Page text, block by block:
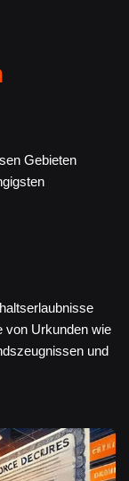
Gebieten
von Urkunden wie
und